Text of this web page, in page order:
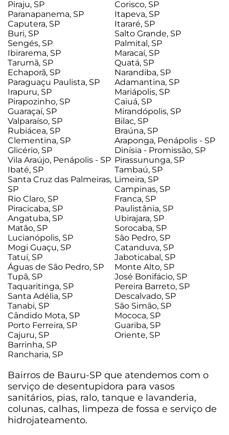
Piraju, SP
Paranapanema, SP
Corisco, SP
Caputera, SP
Itapeva, SP
Buri, SP
Itararé, SP
Sengés, SP
Salto Grande, SP
Ibirarema, SP
Palmital, SP
Tarumã, SP
Maracaí, SP
Echaporã, SP
Quatá, SP
Paraguaçu Paulista, SP
Narandiba, SP
Irapuru, SP
Adamantina, SP
Pirapozinho, SP
Mariápolis, SP
Guaraçaí, SP
Caiuá, SP
Valparaíso, SP
Mirandópolis, SP
Rubiácea, SP
Bilac, SP
Clementina, SP
Braúna, SP
Glicério, SP
Araponga, Penápolis - SP
Vila Araújo, Penápolis - SP
Dinísia - Promissão, SP
Ibaté, SP
Pirassununga, SP
Santa Cruz das Palmeiras,
SP
Tambaú, SP
Rio Claro, SP
Limeira, SP
Piracicaba, SP
Campinas, SP
Angatuba, SP
Franca, SP
Matão, SP
Paulistânia, SP
Lucianópolis, SP
Ubirajara, SP
Mogi Guaçu, SP
Sorocaba, SP
Tatuí, SP
São Pedro, SP
Águas de São Pedro, SP
Catanduva, SP
Tupã, SP
Jaboticabal, SP
Taquaritinga, SP
Monte Alto, SP
Santa Adélia, SP
José Bonifácio, SP
Tanabi, SP
Pereira Barreto, SP
Cândido Mota, SP
Descalvado, SP
Porto Ferreira, SP
São Simão, SP
Cajuru, SP
Mococa, SP
Barrinha, SP
Guariba, SP
Rancharia, SP
Oriente, SP
Bairros de Bauru-SP que atendemos com o
serviço de desentupidora para vasos
sanitários, pias, ralo, tanque e lavanderia,
colunas, calhas, limpeza de fossa e serviço de
hidrojateamento.